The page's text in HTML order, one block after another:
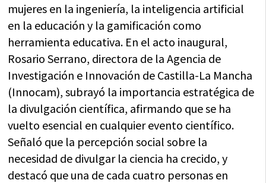
mujeres en la ingeniería, la inteligencia artificial
en la educación y la gamificación como
herramienta educativa. En el acto inaugural,
Rosario Serrano, directora de la Agencia de
Investigación e Innovación de Castilla-La Mancha
(Innocam), subrayó la importancia estratégica de
la divulgación científica, afirmando que se ha
vuelto esencial en cualquier evento científico.
Señaló que la percepción social sobre la
necesidad de divulgar la ciencia ha crecido, y
destacó que una de cada cuatro personas en